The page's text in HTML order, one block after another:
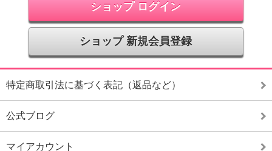
ショップ ログイン
ショップ 新規会員登録
特定商取引法に基づく表記（返品など）
公式ブログ
マイアカウント